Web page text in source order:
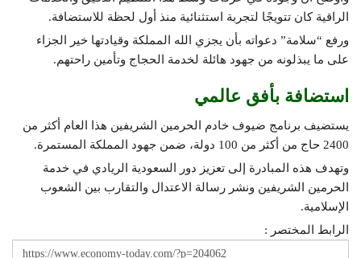
الراقية كان تتويجًا لتجربة استثنائية منذ أول لحظة للاستضافة.
ورفع “سلامة” دعواته بأن يجزي الله المملكة وقيادتها خير الجزاء
على ما يبذلونه من جهود هائلة لخدمة الحجاج وتأمين راحتهم.
استضافة بأفق عالمي
يستضيف برنامج ضيوف خادم الحرمين الشريفين هذا العام أكثر من
2400 حاج من أكثر من 100 دولة، ضمن جهود المملكة المستمرة.
وتهدف هذه المبادرة إلى تعزيز دور السعودية الريادي في خدمة
الحرمين الشريفين ونشر رسالة الاعتدال والتقارب بين الشعوب
الإسلامية.
الرابط المختصر :